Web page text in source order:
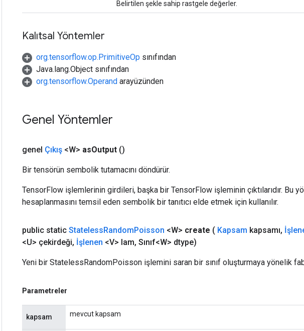
Belirtilen şekle sahip rastgele değerler.
Kalıtsal Yöntemler
org.tensorflow.op.PrimitiveOp sınıfından
Java.lang.Object sınıfından
org.tensorflow.Operand arayüzünden
Genel Yöntemler
genel Çıkış <W> asOutput ()
Bir tensörün sembolik tutamacını döndürür.
TensorFlow işlemlerinin girdileri, başka bir TensorFlow işleminin çıktılarıdır. Bu
hesaplanmasını temsil eden sembolik bir tanıtıcı elde etmek için kullanılır.
public static StatelessRandomPoisson <W> create ( Kapsam kapsamı,
<U> çekirdeği, İşlenen <V> lam, Sınıf<W> dtype)
Yeni bir StatelessRandomPoisson işlemini saran bir sınıf oluşturmaya yönelik
Parametreler
kapsam mevcut kapsam